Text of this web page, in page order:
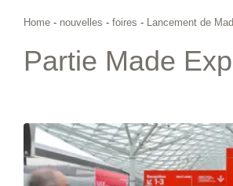
Home - nouvelles - foires - Lancement de
Partie Made